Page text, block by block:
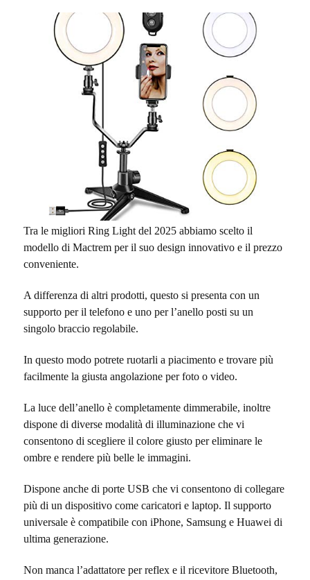
Tra le migliori Ring Light del 2025 abbiamo scelto il
modello di Mactrem per il suo design innovativo e il prezzo
conveniente.
A differenza di altri prodotti, questo si presenta con un
supporto per il telefono e uno per l’anello posti su un
singolo braccio regolabile.
In questo modo potrete ruotarli a piacimento e trovare più
facilmente la giusta angolazione per foto o video.
La luce dell’anello è completamente dimmerabile, inoltre
dispone di diverse modalità di illuminazione che vi
consentono di scegliere il colore giusto per eliminare le
ombre e rendere più belle le immagini.
Dispone anche di porte USB che vi consentono di collegare
più di un dispositivo come caricatori e laptop. Il supporto
universale è compatibile con iPhone, Samsung e Huawei di
ultima generazione.
Non manca l’adattatore per reflex e il ricevitore Bluetooth,